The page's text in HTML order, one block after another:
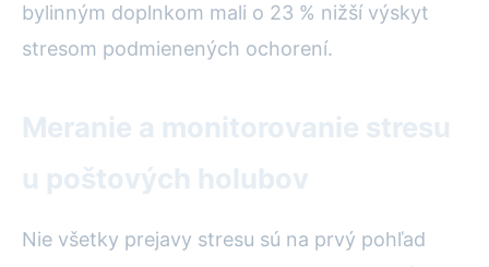
bylinným doplnkom mali o 23 % nižší výskyt
stresom podmienených ochorení.
Meranie a monitorovanie stresu
u poštových holubov
Nie všetky prejavy stresu sú na prvý pohľad